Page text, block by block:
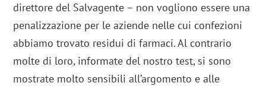
direttore del Salvagente – non vogliono essere una
penalizzazione per le aziende nelle cui confezioni
abbiamo trovato residui di farmaci. Al contrario
molte di loro, informate del nostro test, si sono
mostrate molto sensibili all’argomento e alle